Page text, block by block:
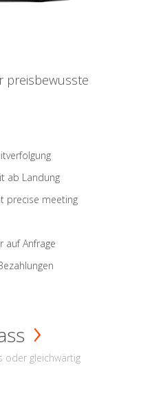
preisbewusste
ab Landung
precise meeting
auf Anfrage
oder gleichwärtig